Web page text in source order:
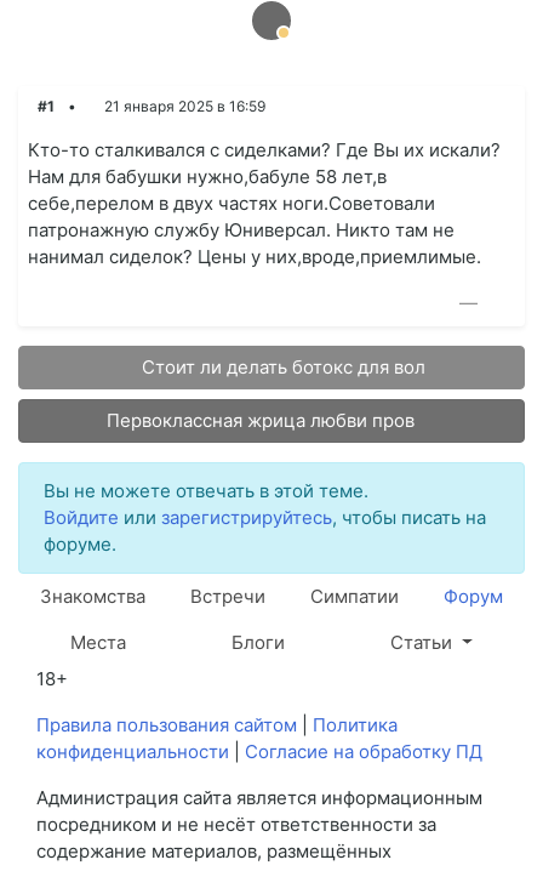
#1 21 января 2025 в 16:59
Кто-то сталкивался с сиделками? Где Вы их искали?
Нам для бабушки нужно,бабуле 58 лет,в
себе,перелом в двух частях ноги.Советовали
патронажную службу Юниверсал. Никто там не
нанимал сиделок? Цены у них,вроде,приемлимые.
—
Стоит ли делать ботокс для вол
Первоклассная жрица любви пров
Вы не можете отвечать в этой теме.
Войдите или зарегистрируйтесь, чтобы писать на
форуме.
Знакомства Встречи Симпатии
Форум
Места
Блоги
Статьи
18+
Правила пользования сайтом
Политика
конфиденциальности
Согласие на обработку ПД
Администрация сайта является информационным
посредником и не несёт ответственности за
содержание материалов, размещённых